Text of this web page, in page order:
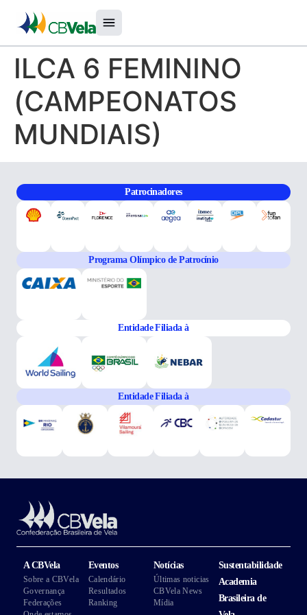
ILCA 6 FEMININO
(CAMPEONATOS
MUNDIAIS)
Patrocinadores
Programa Olímpico de Patrocínio
Entidade Filiada à
Entidade Filiada à
A CBVela
Sobre a CBVela
Governança
Federações
Eventos
Calendário
Resultados
Ranking
Notícias
Últimas noticias
CBVela News
Mídia
Sustentabilidade
Academia
Brasileira de